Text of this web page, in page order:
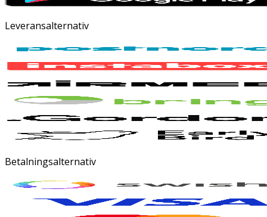
Leveransalternativ
Betalningsalternativ